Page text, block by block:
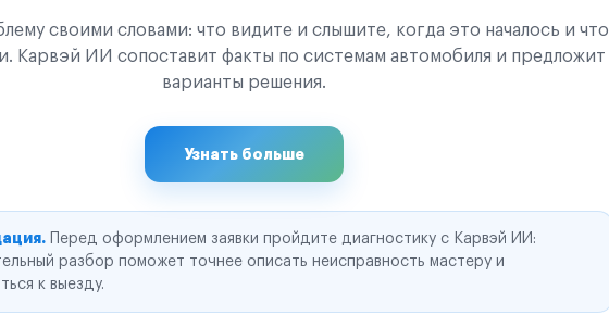
своими словами: что видите и слышите, когда это началось и что
Карвэй ИИ сопоставит факты по системам автомобиля и предложит
варианты решения.
Узнать больше
Перед оформлением заявки пройдите диагностику с Карвэй ИИ:
разбор поможет точнее описать неисправность мастеру и
к выезду.